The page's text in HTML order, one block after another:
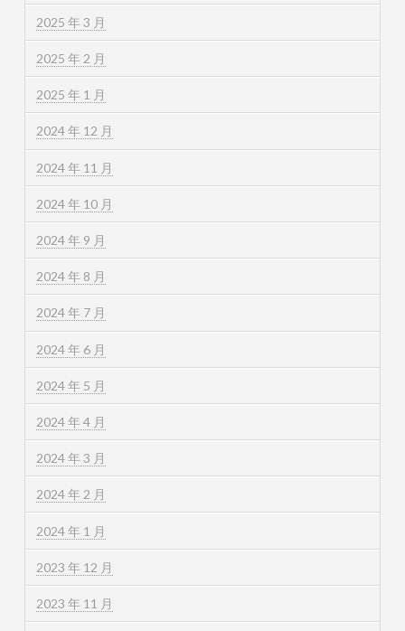
2025 年 3 月
2025 年 2 月
2025 年 1 月
2024 年 12 月
2024 年 11 月
2024 年 10 月
2024 年 9 月
2024 年 8 月
2024 年 7 月
2024 年 6 月
2024 年 5 月
2024 年 4 月
2024 年 3 月
2024 年 2 月
2024 年 1 月
2023 年 12 月
2023 年 11 月